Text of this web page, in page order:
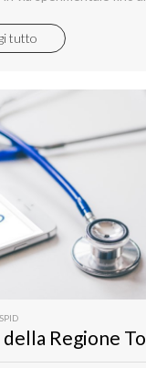
di un assegno mensile,
allo stipendio, per 3 anni
tutto
SPID